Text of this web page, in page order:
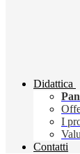
Didattica
I
Contatti